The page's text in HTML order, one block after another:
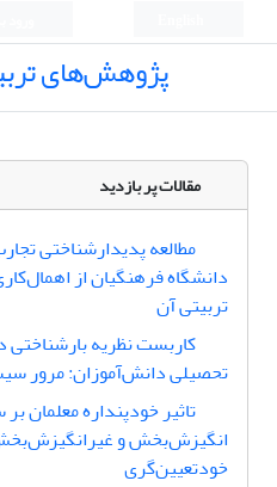
پژوهش‌های
مقالات پر بازدید
مطالعه پدیدارشناختی
دانشگاه فرهنگیان از
تربیتی آن
کاربست نظریه
تحصیلی دانش‌آموزان: مرور
تاثیر خودپنداره
انگیزش‌بخش و
خودتعیین‌گری